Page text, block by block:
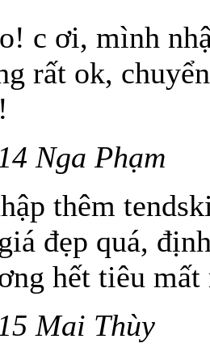
c ơi, mình
rất ok,
Nga Phạm
thêm
đẹp quá,
hết tiêu
Mai Thùy